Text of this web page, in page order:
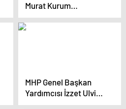
Murat Kurum
Küçükçekmece’de
Miting Düzenledi
MHP Genel Başkan
Yardımcısı İzzet Ulvi
Yönter: İstanbul’da